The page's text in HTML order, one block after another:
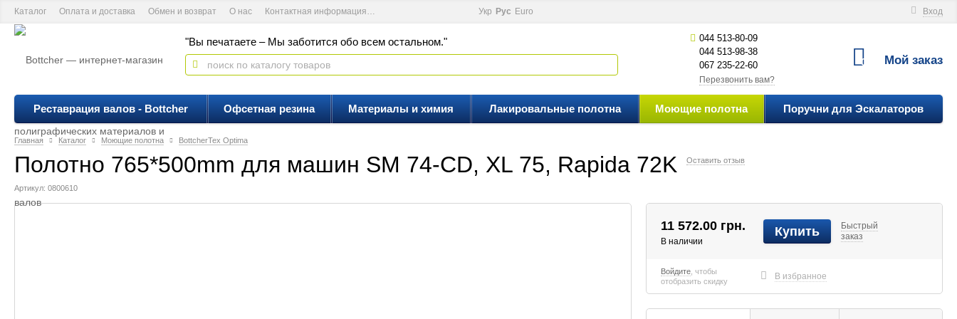
Каталог Оплата и доставка Обмен и возврат О нас Контактная информация Вход
Укр Рус Еuro
"Вы печатаете – Мы заботится обо всем остальном."
044 513-80-09
044 513-98-38
067 235-22-60
Перезвонить вам?
0 Мой заказ
Реставрация валов - Bottcher Офсетная резина Материалы и химия Лакировальные полотна Моющие полотна Поручни для Эскалаторов
Главная Каталог Моющие полотна BottcherTex Optima
Полотно 765*500mm для машин SM 74-CD, XL 75, Rapida 72K Оставить отзыв
Артикул: 0800610
11 572.00грн.
В наличии
Купить
Быстрый
заказ
Войдите, чтобы
отобразить скидку
В избранное